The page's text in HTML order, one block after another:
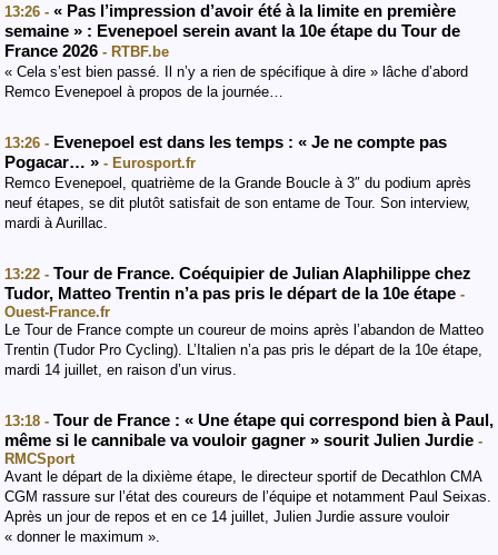
13:26 - « Pas l’impression d’avoir été à la limite en première
semaine » : Evenepoel serein avant la 10e étape du Tour de
France 2026 - RTBF.be
« Cela s’est bien passé. Il n’y a rien de spécifique à dire » lâche d’abord
Remco Evenepoel à propos de la journée…
13:26 - Evenepoel est dans les temps : « Je ne compte pas
Pogacar… » - Eurosport.fr
Remco Evenepoel, quatrième de la Grande Boucle à 3″ du podium après
neuf étapes, se dit plutôt satisfait de son entame de Tour. Son interview,
mardi à Aurillac.
13:22 - Tour de France. Coéquipier de Julian Alaphilippe chez
Tudor, Matteo Trentin n’a pas pris le départ de la 10e étape -
Ouest-France.fr
Le Tour de France compte un coureur de moins après l’abandon de Matteo
Trentin (Tudor Pro Cycling). L’Italien n’a pas pris le départ de la 10e étape,
mardi 14 juillet, en raison d’un virus.
13:18 - Tour de France : « Une étape qui correspond bien à Paul,
même si le cannibale va vouloir gagner » sourit Julien Jurdie -
RMCSport
Avant le départ de la dixième étape, le directeur sportif de Decathlon CMA
CGM rassure sur l’état des coureurs de l’équipe et notamment Paul Seixas.
Après un jour de repos et en ce 14 juillet, Julien Jurdie assure vouloir
« donner le maximum ».